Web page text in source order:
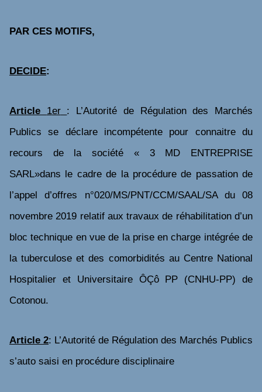
PAR CES MOTIFS,
DECIDE:
Article 1er : L’Autorité de Régulation des Marchés
Publics se déclare incompétente pour connaitre du
recours de la société « 3 MD ENTREPRISE
SARL»dans le cadre de la procédure de passation de
l’appel d’offres n°020/MS/PNT/CCM/SAAL/SA du 08
novembre 2019 relatif aux travaux de réhabilitation d’un
bloc technique en vue de la prise en charge intégrée de
la tuberculose et des comorbidités au Centre National
Hospitalier et Universitaire ÔÇô PP (CNHU-PP) de
Cotonou.
Article 2: L’Autorité de Régulation des Marchés Publics
s’auto saisi en procédure disciplinaire